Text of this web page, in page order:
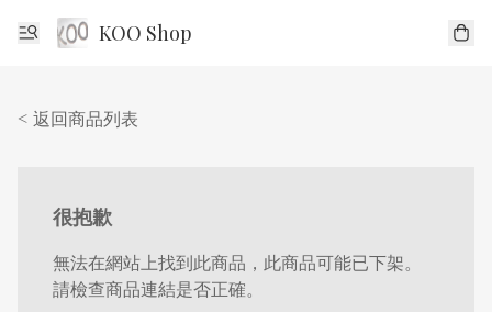
KOO Shop
< 返回商品列表
很抱歉
無法在網站上找到此商品，此商品可能已下架。
請檢查商品連結是否正確。